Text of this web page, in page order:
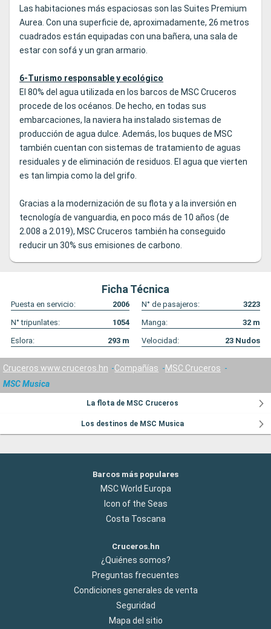
Las habitaciones más espaciosas son las Suites Premium
Aurea. Con una superficie de, aproximadamente, 26 metros
cuadrados están equipadas con una bañera, una sala de
estar con sofá y un gran armario.
6-Turismo responsable y ecológico
El 80% del agua utilizada en los barcos de MSC Cruceros
procede de los océanos. De hecho, en todas sus
embarcaciones, la naviera ha instalado sistemas de
producción de agua dulce. Además, los buques de MSC
también cuentan con sistemas de tratamiento de aguas
residuales y de eliminación de residuos. El agua que vierten
es tan limpia como la del grifo.
Gracias a la modernización de su flota y a la inversión en
tecnología de vanguardia, en poco más de 10 años (de
2.008 a 2.019), MSC Cruceros también ha conseguido
reducir un 30% sus emisiones de carbono.
Ficha Técnica
Puesta en servicio: 2006 N° de pasajeros:
3223
N° tripunlates:
1054 Manga: 32 m
Eslora:
293 m Velocidad: 23 Nudos
Cruceros www.cruceros.hn Compañías
MSC Cruceros
MSC Musica
La flota de MSC Cruceros
Los destinos de MSC Musica
Barcos más populares
MSC World Europa
Icon of the Seas
Costa Toscana
Cruceros.hn
¿Quiénes somos?
Preguntas frecuentes
Condiciones generales de venta
Seguridad
Mapa del sitio